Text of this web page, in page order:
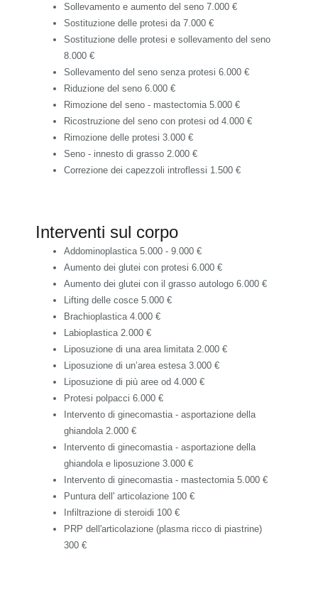
Sollevamento e aumento del seno 7.000 €
Sostituzione delle protesi da 7.000 €
Sostituzione delle protesi e sollevamento del seno
8.000 €
Sollevamento del seno senza protesi 6.000 €
Riduzione del seno 6.000 €
Rimozione del seno - mastectomia 5.000 €
Ricostruzione del seno con protesi od 4.000 €
Rimozione delle protesi 3.000 €
Seno - innesto di grasso 2.000 €
Correzione dei capezzoli introflessi 1.500 €
Interventi sul corpo
Addominoplastica 5.000 - 9.000 €
Aumento dei glutei con protesi 6.000 €
Aumento dei glutei con il grasso autologo 6.000 €
Lifting delle cosce 5.000 €
Brachioplastica 4.000 €
Labioplastica 2.000 €
Liposuzione di una area limitata 2.000 €
Liposuzione di un’area estesa 3.000 €
Liposuzione di più aree od 4.000 €
Protesi polpacci 6.000 €
Intervento di ginecomastia - asportazione della
ghiandola 2.000 €
Intervento di ginecomastia - asportazione della
ghiandola e liposuzione 3.000 €
Intervento di ginecomastia - mastectomia 5.000 €
Puntura dell' articolazione 100 €
Infiltrazione di steroidi 100 €
PRP dell'articolazione (plasma ricco di piastrine)
300 €